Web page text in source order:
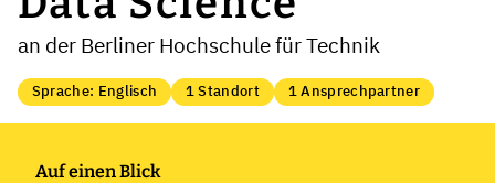
an der Berliner Hochschule für Technik
Sprache: Englisch 1 Standort 1 Ansprechpartner
Auf einen Blick